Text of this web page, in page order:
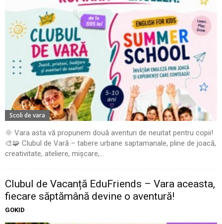
Scoli de vara
🌞 Vara asta vă propunem două aventuri de neuitat pentru copii!
🎨🧩 Clubul de Vară – tabere urbane saptamanale, pline de joacă,
creativitate, ateliere, mișcare,...
Clubul de Vacanță EduFriends – Vara aceasta,
fiecare săptămână devine o aventură!
GOKID